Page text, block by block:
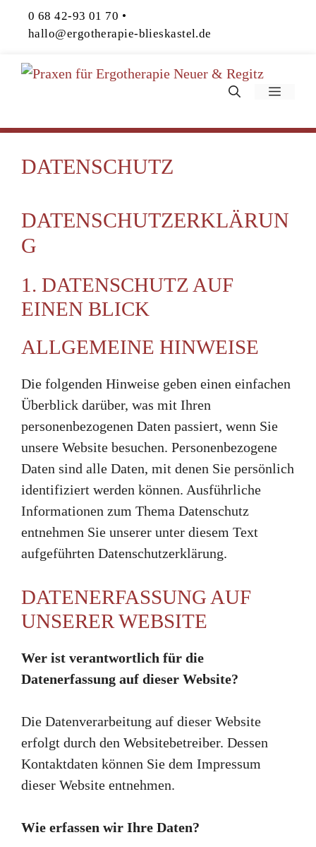
Inhalt
0 68 42-93 01 70 • ­­
hallo@ergotherapie-blieskastel.de
Menü
DATENSCHUTZ
DATENSCHUTZERKLÄRUN
G
1. DATENSCHUTZ AUF
EINEN BLICK
ALLGEMEINE HINWEISE
Die folgenden Hinweise geben einen einfachen
Überblick darüber, was mit Ihren
personenbezogenen Daten passiert, wenn Sie
unsere Website besuchen. Personenbezogene
Daten sind alle Daten, mit denen Sie persönlich
identifiziert werden können. Ausführliche
Informationen zum Thema Datenschutz
entnehmen Sie unserer unter diesem Text
aufgeführten Datenschutzerklärung.
DATENERFASSUNG AUF
UNSERER WEBSITE
Wer ist verantwortlich für die
Datenerfassung auf dieser Website?
Die Datenverarbeitung auf dieser Website
erfolgt durch den Websitebetreiber. Dessen
Kontaktdaten können Sie dem Impressum
dieser Website entnehmen.
Wie erfassen wir Ihre Daten?